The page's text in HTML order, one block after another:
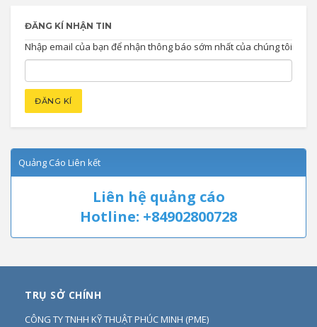
ĐĂNG KÍ NHẬN TIN
Nhập email của bạn để nhận thông báo sớm nhất của chúng tôi
Quảng Cáo Liên kết
Liên hệ quảng cáo
Hotline: +84902800728
TRỤ SỞ CHÍNH
CÔNG TY TNHH KỸ THUẬT PHÚC MINH (PME)